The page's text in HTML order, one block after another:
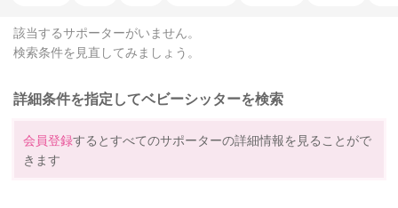
該当するサポーターがいません。
検索条件を見直してみましょう。
詳細条件を指定してベビーシッターを検索
会員登録するとすべてのサポーターの詳細情報を見ることがで
きます